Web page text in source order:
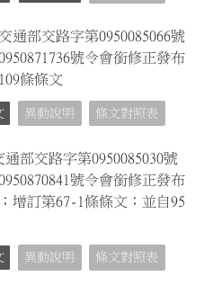
通部交路字第0950085066號
號令會銜修正發布
條條文
異動說明 條文對照表
部交路字第0950085030號
號令會銜修正發布
增訂第67-1條條文；並自95
異動說明 條文對照表